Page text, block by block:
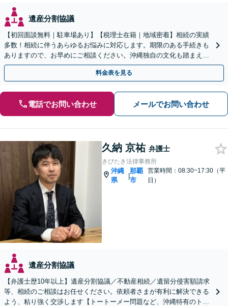
遺産分割協議
【初回面談無料｜駐車場あり】【税理士在籍｜地域密着】相続の実績
多数！相続に伴うあらゆるお悩みに対応します。期限のある手続きも
ありますので、お早めにご相談ください。沖縄独自の文化も踏まえ解
決へ【WEB面談可】
料金表を見る
電話でお問い合わせ メールでお問い合わせ
久納 京祐 弁護士
きびたき法律事務所
沖縄
県
|
那覇
市
営業時間：08:30~17:30（平
日）
遺産分割協議
【弁護士歴10年以上】遺産分割協議／不動産相続／遺留分侵害額請求
等、相続のご相談はお任せください。依頼者さまが有利に解決できる
よう、粘り強く交渉します【トートーメー問題など、沖縄特有のトラ